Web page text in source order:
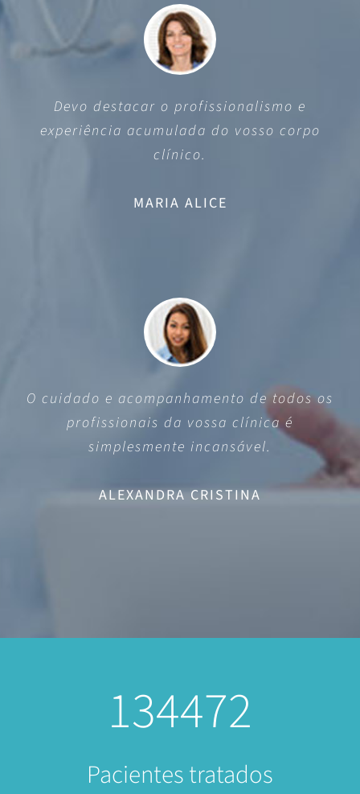
Devo destacar o profissionalismo e
experiência acumulada do vosso corpo
clínico.
MARIA ALICE
O cuidado e acompanhamento de todos os
profissionais da vossa clínica é
simplesmente incansável.
ALEXANDRA CRISTINA
134472
Pacientes tratados